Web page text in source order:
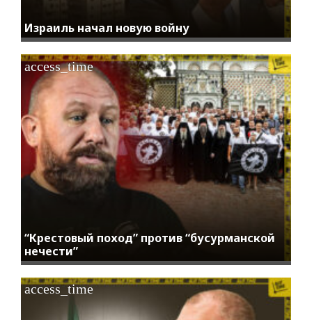
Израиль начал новую войну
“Крестовый поход” против “бусурманской
нечести”
access_time
access_time